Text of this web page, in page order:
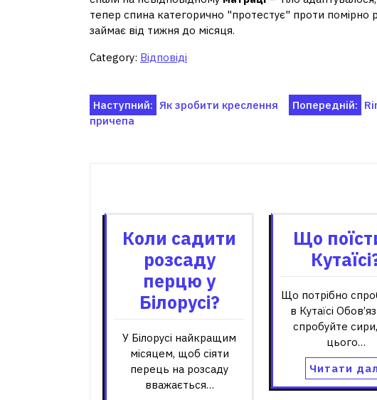
тепер спина категорично "протестує" проти помірно
займає від тижня до місяця.
Category: Відповіді
Навігація
Попередній:
Наступний: Як зробити креслення
причепа
Коли садити
розсаду
перцю у
Білорусі?
У Білорусі найкращим
місяцем, щоб сіяти
перець на розсаду
вважається…
Що
Що потрібно
в Кутаїсі
спробуйте
цього…
Читати